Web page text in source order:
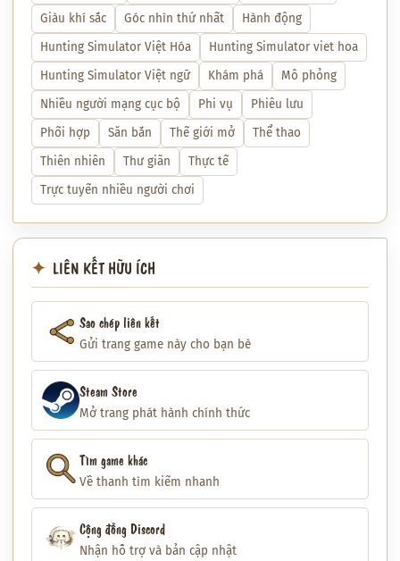
Giàu khí sắc
Góc nhìn thứ nhất
Hành động
Hunting Simulator Việt Hóa
Hunting Simulator viet hoa
Hunting Simulator Việt ngữ
Khám phá
Mô phỏng
Nhiều người mạng cục bộ
Phi vụ
Phiêu lưu
Phối hợp
Săn bắn Thế giới mở
Thể thao
Thiên nhiên
Thư giãn
Thực tế
Trực tuyến nhiều người chơi
LIÊN KẾT HỮU ÍCH
Sao chép liên kết
Gửi trang game này cho bạn bè
Steam Store
Mở trang phát hành chính thức
Tìm game khác
Về thanh tìm kiếm nhanh
Cộng đồng Discord
Nhận hỗ trợ và bản cập nhật